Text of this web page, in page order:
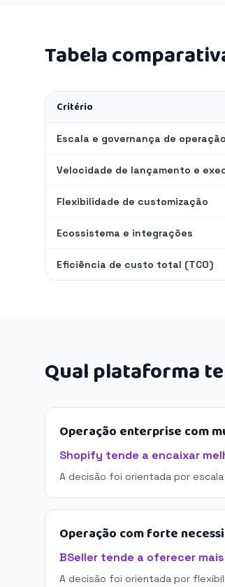
Tabela
Critério
Escala e governança de operação
Velocidade de lançamento e
Flexibilidade de customização
Ecossistema e integrações
Eficiência de custo total (TCO)
Qual plataforma
Operação enterprise com
Shopify tende a encaixar
A decisão foi orientada por
Operação com forte
BSeller tende a oferecer
A decisão foi orientada por